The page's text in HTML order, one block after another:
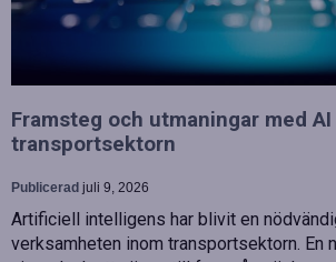
Framsteg och utmaningar med
transportsektorn
Publicerad juli 9, 2026
Artificiell intelligens har blivit en
verksamheten inom transportsektorn. En